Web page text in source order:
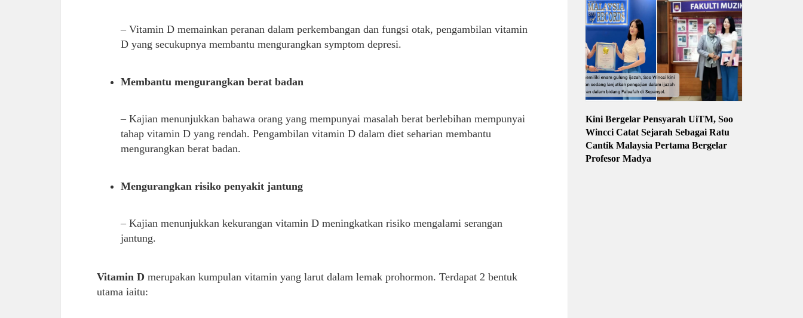
– Vitamin D memainkan peranan dalam perkembangan dan fungsi otak, pengambilan vitamin
D yang secukupnya membantu mengurangkan symptom depresi.
Membantu mengurangkan berat badan
– Kajian menunjukkan bahawa orang yang mempunyai masalah berat berlebihan mempunyai
tahap vitamin D yang rendah. Pengambilan vitamin D dalam diet seharian membantu
mengurangkan berat badan.
Mengurangkan risiko penyakit jantung
– Kajian menunjukkan kekurangan vitamin D meningkatkan risiko mengalami serangan
jantung.
Vitamin D merupakan kumpulan vitamin yang larut dalam lemak prohormon. Terdapat 2 bentuk
utama iaitu:
Kini Bergelar Pensyarah UiTM, Soo
Wincci Catat Sejarah Sebagai Ratu
Cantik Malaysia Pertama Bergelar
Profesor Madya